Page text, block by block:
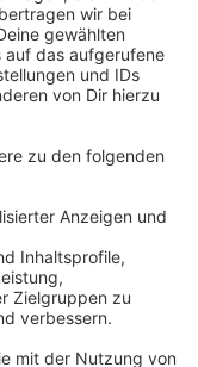
sagte Lil Nas X.
eines